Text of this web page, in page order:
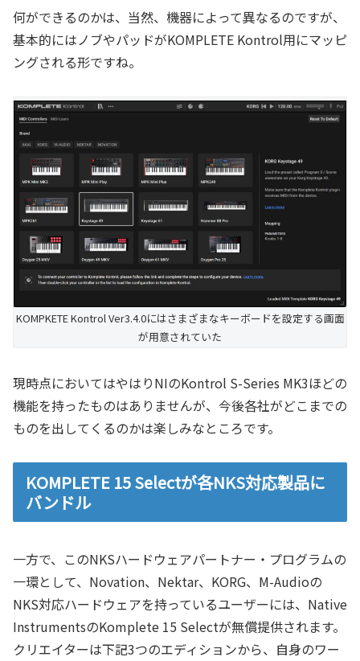
何ができるのかは、当然、機器によって異なるのですが、
基本的にはノブやパッドがKOMPLETE Kontrol用にマッピ
ングされる形ですね。
KOMPKETE Kontrol Ver3.4.0にはさまざまなキーボードを設定する画面
が用意されていた
現時点においてはやはりNIのKontrol S-Series MK3ほどの
機能を持ったものはありませんが、今後各社がどこまでの
ものを出してくるのかは楽しみなところです。
KOMPLETE 15 Selectが各NKS対応製品に
バンドル
一方で、このNKSハードウェアパートナー・プログラムの
一環として、Novation、Nektar、KORG、M-Audioの
NKS対応ハードウェアを持っているユーザーには、Native
InstrumentsのKomplete 15 Selectが無償提供されます。
クリエイターは下記3つのエディションから、自身のワー